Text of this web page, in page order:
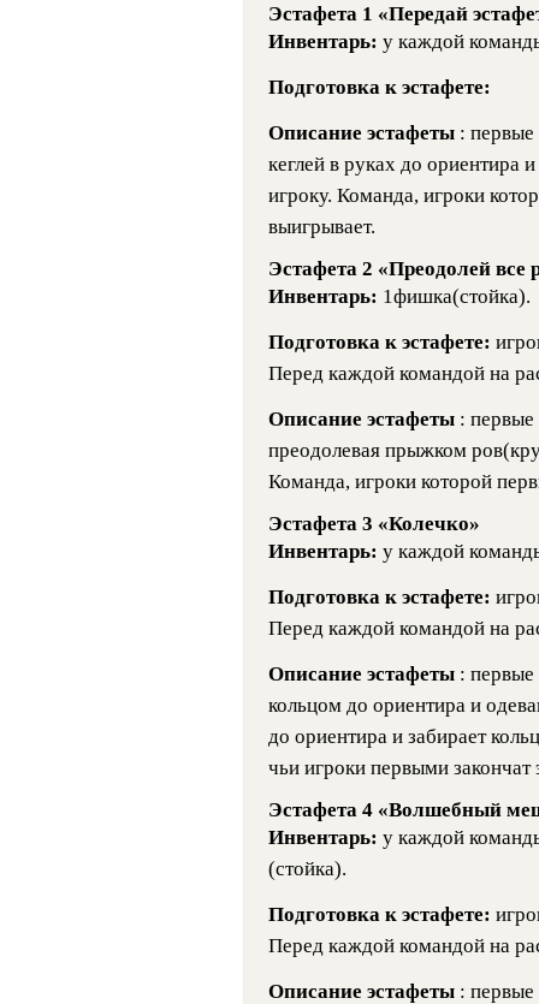
Эстафета 1 «Передай
Инвентарь: у каждой
Подготовка к эстафете:
Описание эстафеты : первые
кеглей в руках до ориентира
игроку. Команда, игроки
выигрывает.
Эстафета 2 «Преодолей все
Инвентарь: 1фишка(стойка).
Подготовка к эстафете:
Перед каждой командой на
Описание эстафеты : первые
преодолевая прыжком
Команда, игроки которой
Эстафета 3 «Колечко»
Инвентарь: у каждой
Подготовка к эстафете:
Перед каждой командой на
Описание эстафеты : первые
кольцом до ориентира и
до ориентира и забирает
чьи игроки первыми закончат
Эстафета 4 «Волшебный
Инвентарь: у каждой
(стойка).
Подготовка к эстафете:
Перед каждой командой на
Описание эстафеты :